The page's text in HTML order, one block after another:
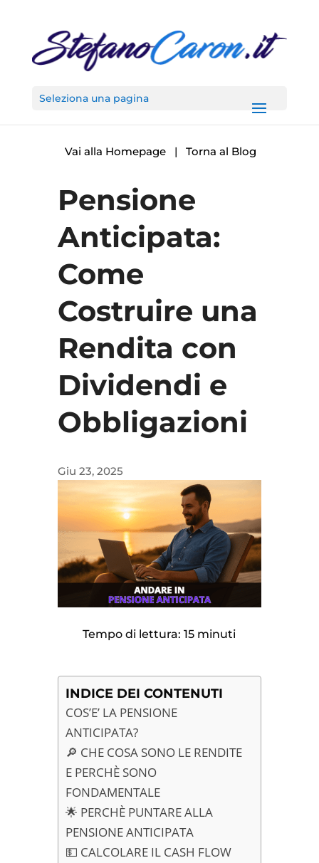
Seleziona una pagina
Vai alla Homepage |Torna al Blog
Pensione
Anticipata:
Come
Costruire una
Rendita con
Dividendi e
Obbligazioni
Giu 23, 2025
Tempo di lettura: 15 minuti
INDICE DEI CONTENUTI
COS’E’ LA PENSIONE
ANTICIPATA?
🔎 CHE COSA SONO LE RENDITE
E PERCHÈ SONO
FONDAMENTALE
🌟 PERCHÈ PUNTARE ALLA
PENSIONE ANTICIPATA
💵 CALCOLARE IL CASH FLOW